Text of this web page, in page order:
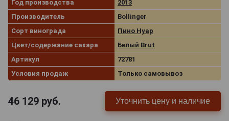
Год производства
2013
Производитель
Bollinger
Сорт винограда
Пино Нуар
Цвет/содержание сахара
Белый Brut
Артикул
72781
Условия продаж
Только самовывоз
46 129 руб. Уточнить цену и наличие